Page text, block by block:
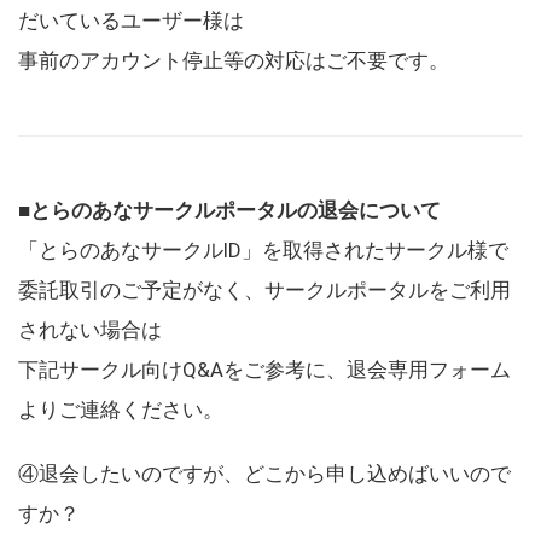
だいているユーザー様は
事前のアカウント停止等の対応はご不要です。
■とらのあなサークルポータルの退会について
「とらのあなサークルID」を取得されたサークル様で
委託取引のご予定がなく、サークルポータルをご利用
されない場合は
下記サークル向けQ&Aをご参考に、退会専用フォーム
よりご連絡ください。
④退会したいのですが、どこから申し込めばいいので
すか？